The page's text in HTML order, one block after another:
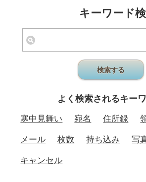
キーワード
検索する
よく検索されるキー
寒中見舞い 宛名 住所録
メール 枚数 持ち込み 写
キャンセル